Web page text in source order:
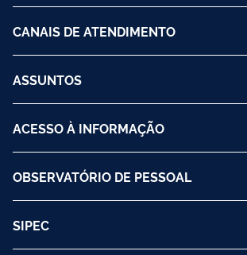
CANAIS DE ATENDIMENTO
ASSUNTOS
ACESSO À INFORMAÇÃO
OBSERVATÓRIO DE PESSOAL
SIPEC